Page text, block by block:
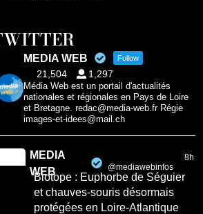
MEDIA WEB Follow
21,504 1,297
Média Web est un portail d'actualités
nationales et régionales en Pays de Loire
et Bretagne. redac@media-web.fr Régie
images-et-idees@mail.ch
MEDIA
WEB
@mediawebinfos
8h
Biotope : Euphorbe de Séguier
et chauves-souris désormais
protégées en Loire-Atlantique